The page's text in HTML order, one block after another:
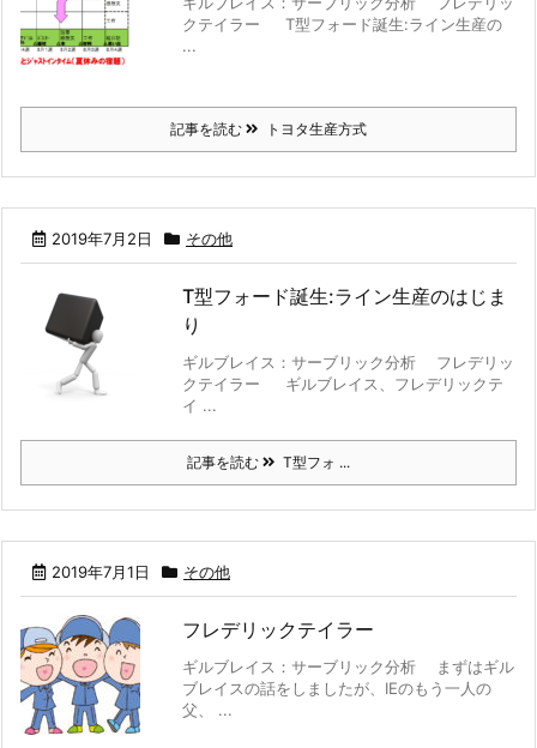
クテイラー T型フォード誕生:ライン生産の
...
記事を読む トヨタ生産方式
2019年7月2日 その他
T型フォード誕生:ライン生産のはじま
り
ギルブレイス：サーブリック分析 フレデリッ
クテイラー ギルブレイス、フレデリックテ
イ ...
記事を読む T型フォ ...
2019年7月1日 その他
フレデリックテイラー
ギルブレイス：サーブリック分析 まずはギル
ブレイスの話をしましたが、IEのもう一人の
父、 ...